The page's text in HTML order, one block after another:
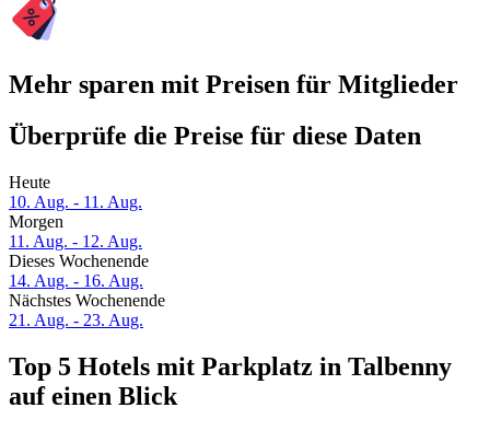
Mehr sparen mit Preisen für Mitglieder
Überprüfe die Preise für diese Daten
Heute
10. Aug. - 11. Aug.
Morgen
11. Aug. - 12. Aug.
Dieses Wochenende
14. Aug. - 16. Aug.
Nächstes Wochenende
21. Aug. - 23. Aug.
Top 5 Hotels mit Parkplatz in Talbenny
auf einen Blick